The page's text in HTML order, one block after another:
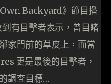
Backyard》節目播
有目擊者表示，曾目睹
門前的草皮上，而當
更是最後的目擊者，
調查目標…